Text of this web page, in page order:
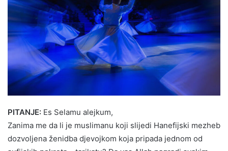
PITANJE: Es Selamu alejkum,
Zanima me da li je muslimanu koji slijedi Hanefijski mezheb
dozvoljena ženidba djevojkom koja pripada jednom od